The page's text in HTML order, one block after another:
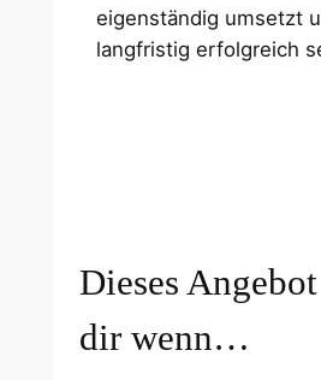
eigenständig umsetzt
langfristig erfolgreich
Dieses
dir wenn…